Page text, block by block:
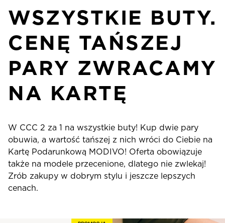
WSZYSTKIE BUTY.
CENĘ TAŃSZEJ
PARY ZWRACAMY
NA KARTĘ
W CCC 2 za 1 na wszystkie buty! Kup dwie pary
obuwia, a wartość tańszej z nich wróci do Ciebie na
Kartę Podarunkową MODIVO! Oferta obowiązuje
także na modele przecenione, dlatego nie zwlekaj!
Zrób zakupy w dobrym stylu i jeszcze lepszych
cenach.